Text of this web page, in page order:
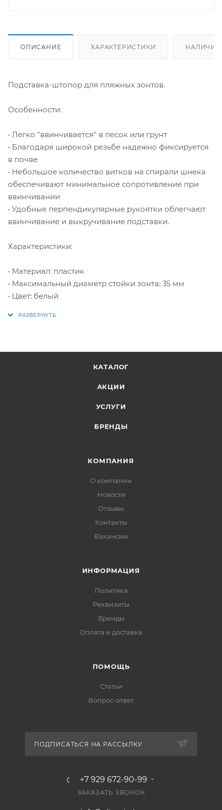
ОПИСАНИЕ ХАРАКТЕРИСТИКИ НАЛИЧИЕ
Подставка-штопор для пляжных зонтов.
Особенности:
• Легко "ввинчивается" в песок или грунт
• Благодаря широкой резьбе надежно фиксируется
в почве
• Небольшое количество витков на спирали шнека
обеспечивают минимальное сопротивление при
ввинчивании
• Удобные перпендикулярные рукоятки облегчают
ввинчивание и выкручивание подставки.
Характеристики:
• Материал: пластик
• Максимальный диаметр стойки зонта: 35 мм
• Цвет: белый
КАТАЛОГ
АКЦИИ
УСЛУГИ
БРЕНДЫ
КОМПАНИЯ
О компании
Новости
Отзывы
Контакты
Вакансии
ИНФОРМАЦИЯ
Политика
Реквизиты
Бренды
Оплата и доставка
ПОМОЩЬ
Статьи
Вопрос-ответ
ПОДПИСАТЬСЯ НА РАССЫЛКУ
+7 929 672-90-99
ЗАКАЗАТЬ ЗВОНОК